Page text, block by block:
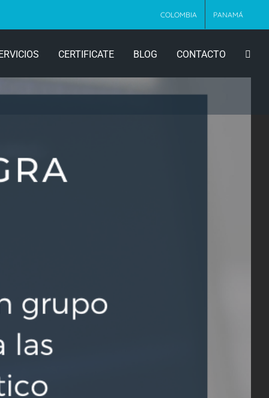
COLOMBIA PANAMÁ
CERTIFICATE BLOG CONTACTO